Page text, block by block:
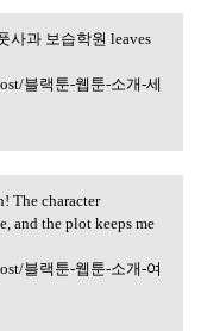
말 풋사과 보습
사과 보습학원 leaves
블랙툰-웹툰-소개-세
The
The character
and the plot keeps me
블랙툰-웹툰-소개-여